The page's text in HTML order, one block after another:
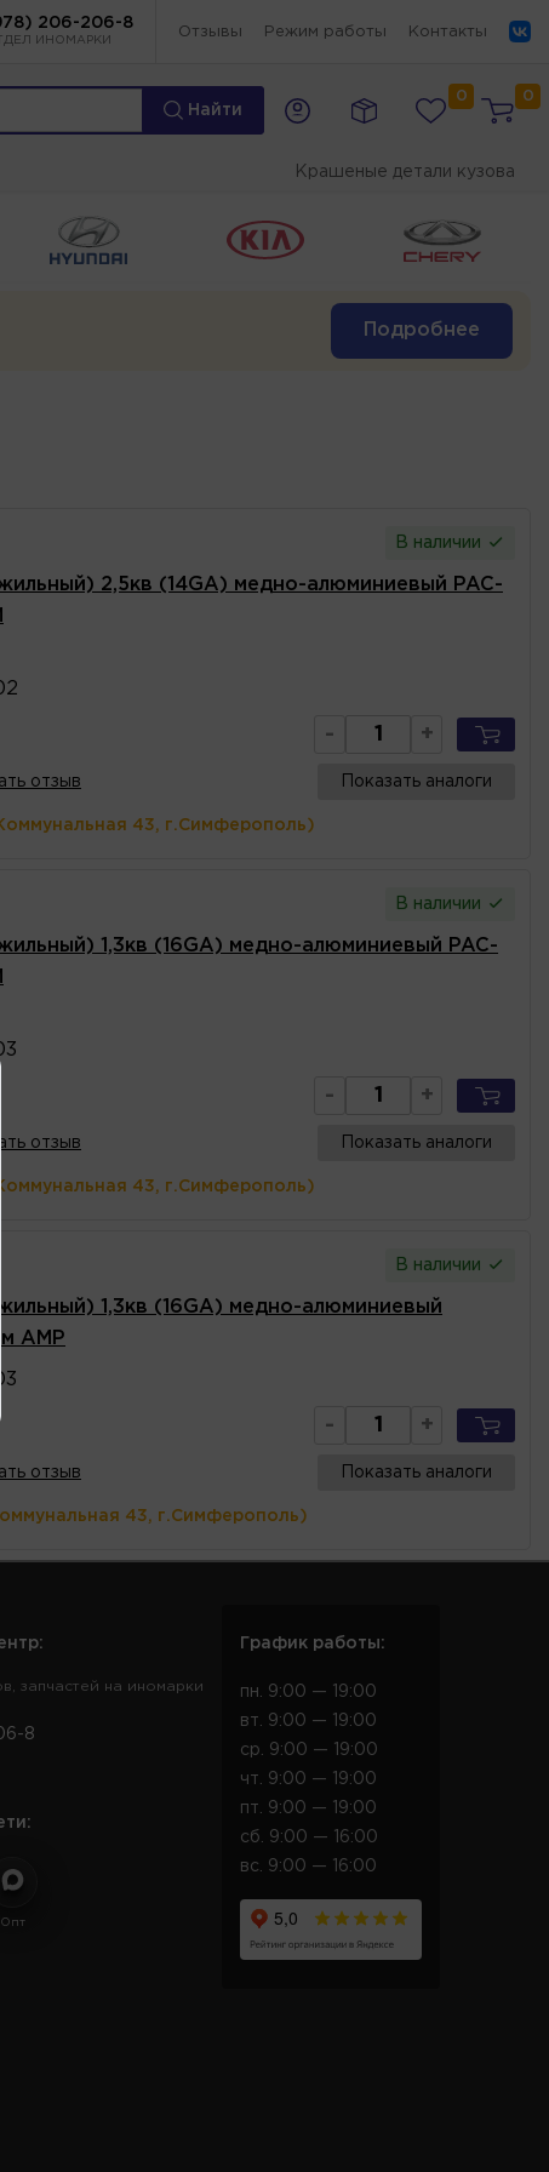
206-206-8
ИНОМАРКИ
Отзывы Режим работы Контакты
Найти
0 0
Крашеные детали кузова
Подробнее
В наличии
2,5кв (14GA) медно-алюминиевый PAC-
- +
отзыв Показать аналоги
43, г.Симферополь)
В наличии
1,3кв (16GA) медно-алюминиевый PAC-
- +
отзыв Показать аналоги
43, г.Симферополь)
В наличии
1,3кв (16GA) медно-алюминиевый
AMP
- +
отзыв Показать аналоги
43, г.Симферополь)
запчастей на иномарки
8
Опт
График работы:
пн. 9:00 — 19:00
вт. 9:00 — 19:00
ср. 9:00 — 19:00
чт. 9:00 — 19:00
пт. 9:00 — 19:00
сб. 9:00 — 16:00
вс. 9:00 — 16:00